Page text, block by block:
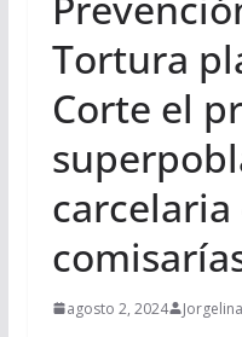
Tortura
Corte el
carcelaria
agosto 2, 2024